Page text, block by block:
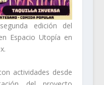
edición del
Espacio Utopía en
actividades desde